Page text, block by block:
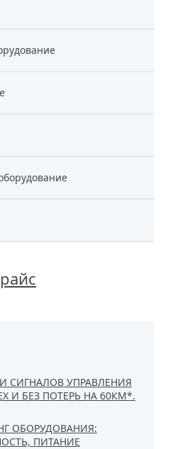
И СИГНАЛОВ УПРАВЛЕНИЯ
И БЕЗ ПОТЕРЬ НА 60КМ*.
ОБОРУДОВАНИЯ:
ПИТАНИЕ